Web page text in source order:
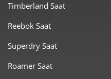
modeller sunar.
Sportif ve Güncel Dijital
Kategorinin dinamik ruhunu
Timberland Saat
Reebok Saat
Superdry Saat
Roamer Saat